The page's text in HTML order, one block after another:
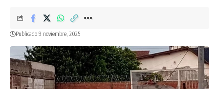
Publicado 9 noviembre, 2025